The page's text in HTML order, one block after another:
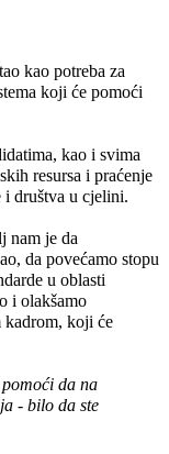
kao potreba za
koji će pomoći
kao i svima
resursa i praćenje
i društva u cjelini.
nam je da
da povećamo stopu
u oblasti
i olakšamo
kadrom, koji će
da na
- bilo da ste